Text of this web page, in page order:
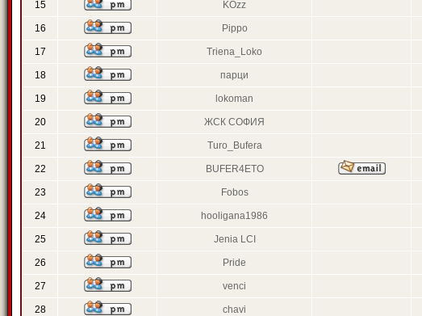
15 KOzz
16 Pippo
17 Triena_Loko
18 парци
19 lokoman
20 ЖСК СОФИЯ
21 Turo_Bufera
22 BUFER4ETO
23 Fobos
24 hooligana1986
25 Jenia LCI
26 Pride
27 venci
28 chavi